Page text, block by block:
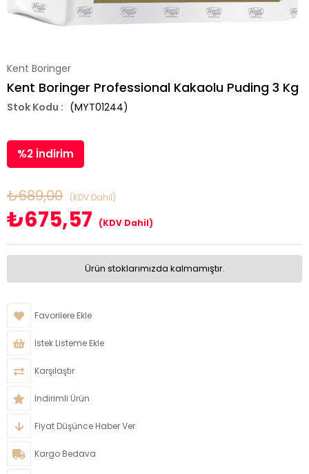
Kent Boringer
Kent Boringer Professional Kakaolu Puding 3 Kg
(MYT01244)
%2 İndirim
₺689,00 (KDV Dahil)
₺675,57 (KDV Dahil)
Ürün stoklarımızda kalmamıştır.
Favorilere Ekle
İstek Listeme Ekle
Karşılaştır
İndirimli Ürün
Fiyat Düşünce Haber Ver
Kargo Bedava